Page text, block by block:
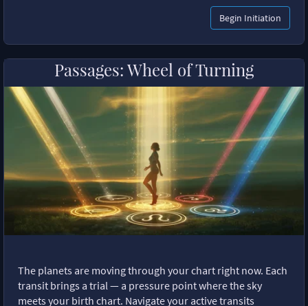
Begin Initiation
Passages: Wheel of Turning
The planets are moving through your chart right now. Each
transit brings a trial — a pressure point where the sky
meets your birth chart. Navigate your active transits